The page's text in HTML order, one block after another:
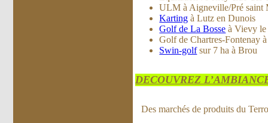
ULM à Aigneville/Pré saint
Karting à Lutz en Dunois
Golf de La Bosse à Vievy le
Golf de Chartres-Fontenay
Swin-golfsur 7 ha à Brou
DECOUVREZ
Des marchés de produits du